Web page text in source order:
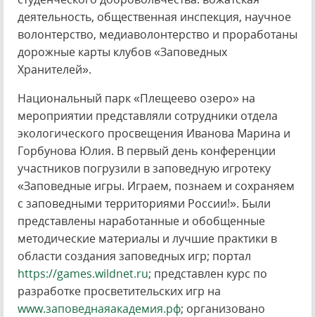
деятельность, общественная инспекция, научное
волонтерство, медиаволонтерство и проработаны
дорожные карты клубов «Заповедных
Хранителей».
Национальный парк «Плещеево озеро» на
мероприятии представляли сотрудники отдела
экологического просвещения Иванова Марина и
Горбунова Юлия. В первый день конференции
участников погрузили в заповедную игротеку
«Заповедные игры. Играем, познаем и сохраняем
с заповедными территориями России!». Были
представлены наработанные и обобщенные
методические материалы и лучшие практики в
области создания заповедных игр; портал
https://games.wildnet.ru; представлен курс по
разработке просветительских игр на
www.заповеднаяакадемия.рф; организовано